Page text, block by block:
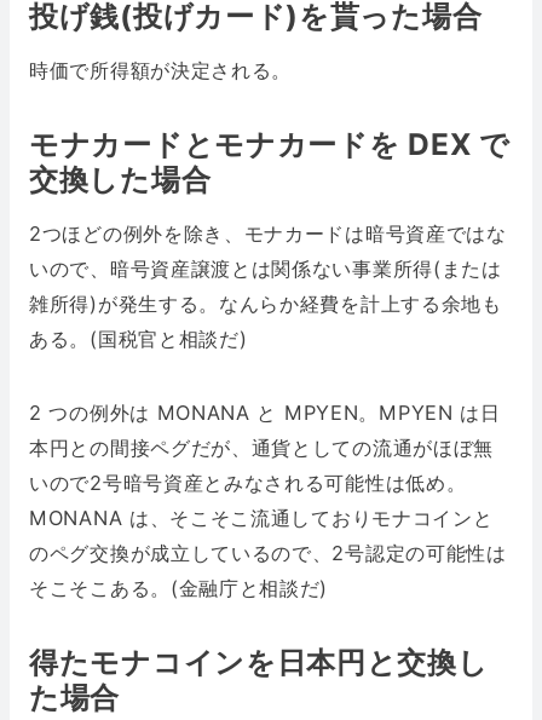
投げ銭(投げカード)を貰った場合
時価で所得額が決定される。
モナカードとモナカードを DEX で
交換した場合
2つほどの例外を除き、モナカードは暗号資産ではな
いので、暗号資産譲渡とは関係ない事業所得(または
雑所得)が発生する。なんらか経費を計上する余地も
ある。(国税官と相談だ)
2 つの例外は MONANA と MPYEN。MPYEN は日
本円との間接ペグだが、通貨としての流通がほぼ無
いので2号暗号資産とみなされる可能性は低め。
MONANA は、そこそこ流通しておりモナコインと
のペグ交換が成立しているので、2号認定の可能性は
そこそこある。(金融庁と相談だ)
得たモナコインを日本円と交換し
た場合